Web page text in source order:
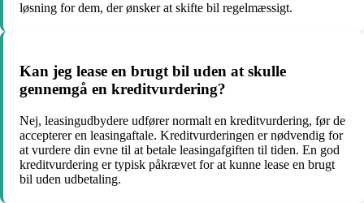
løsning for dem, der ønsker at skifte bil regelmæssigt.
Kan jeg lease en brugt bil uden at skulle
gennemgå en kreditvurdering?
Nej, leasingudbydere udfører normalt en kreditvurdering, før de
accepterer en leasingaftale. Kreditvurderingen er nødvendig for
at vurdere din evne til at betale leasingafgiften til tiden. En god
kreditvurdering er typisk påkrævet for at kunne lease en brugt
bil uden udbetaling.